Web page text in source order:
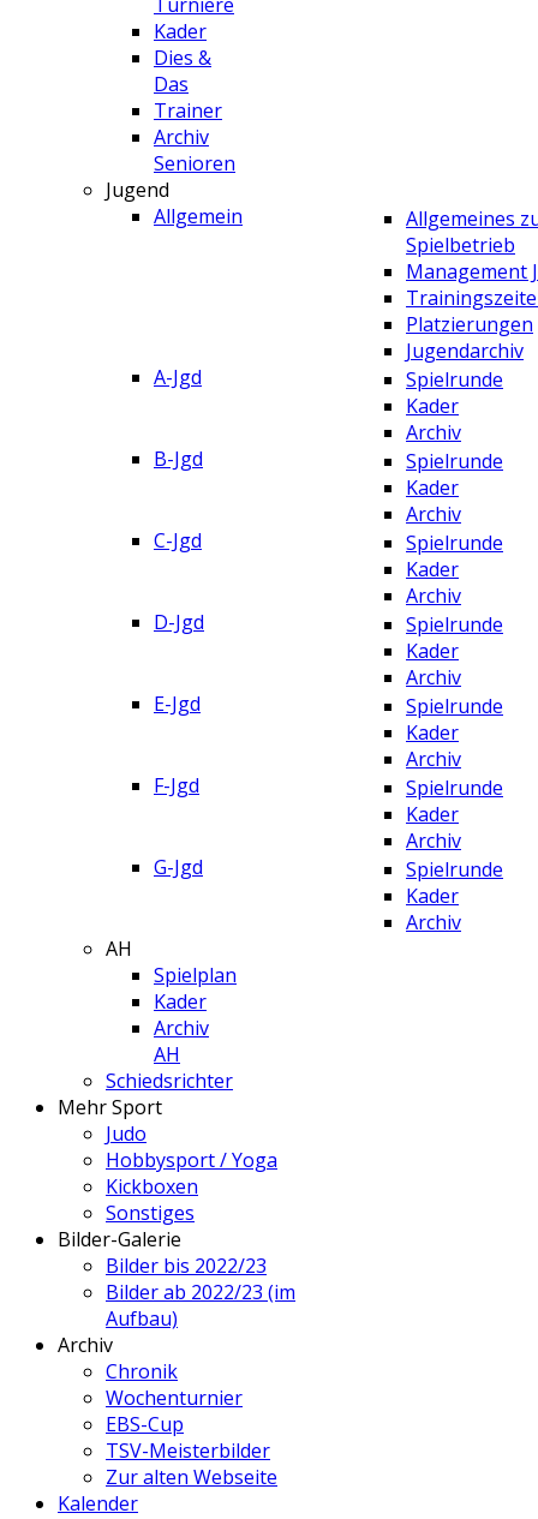
Turniere
Kader
Dies &
Das
Trainer
Archiv
Senioren
Jugend
Allgemein
Allgemeines
Spielbetrieb
Management
Platzierungen
Jugendarchiv
A-Jgd
Spielrunde
Kader
Archiv
B-Jgd
Spielrunde
Kader
Archiv
C-Jgd
Spielrunde
Kader
Archiv
D-Jgd
Spielrunde
Kader
Archiv
E-Jgd
Spielrunde
Kader
Archiv
F-Jgd
Spielrunde
Kader
Archiv
G-Jgd
Spielrunde
Kader
Archiv
AH
Spielplan
Kader
Archiv
AH
Schiedsrichter
Mehr Sport
Judo
Hobbysport / Yoga
Kickboxen
Sonstiges
Bilder-Galerie
Bilder bis 2022/23
Bilder ab 2022/23 (im
Aufbau)
Archiv
Chronik
Wochenturnier
EBS-Cup
TSV-Meisterbilder
Zur alten Webseite
Kalender